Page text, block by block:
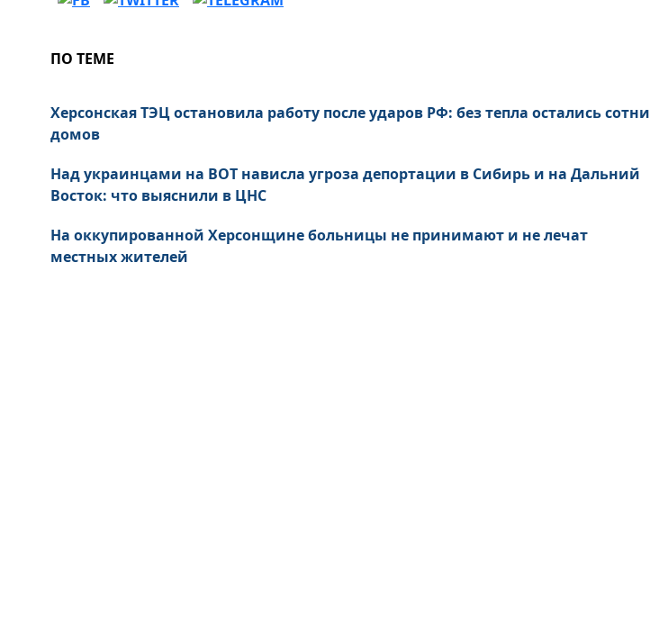
ПО ТЕМЕ
Херсонская ТЭЦ остановила работу после ударов РФ: без тепла остались сотни
домов
Над украинцами на ВОТ нависла угроза депортации в Сибирь и на Дальний
Восток: что выяснили в ЦНС
На оккупированной Херсонщине больницы не принимают и не лечат
местных жителей